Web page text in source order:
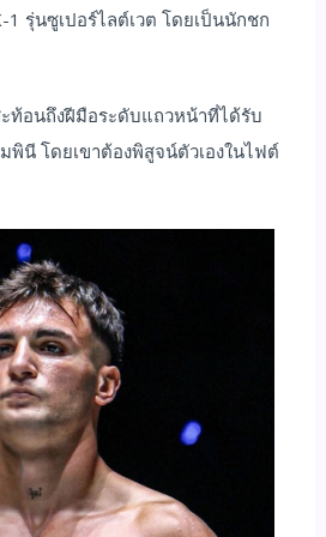
รุ่นซูเปอร์ไลต์เวต โดยเป็นนักชก
ท้อนถึงฝีมือระดับแถวหน้าที่ได้รับ
พินี โดยเขาต้องพิสูจน์ตัวเองในไฟต์